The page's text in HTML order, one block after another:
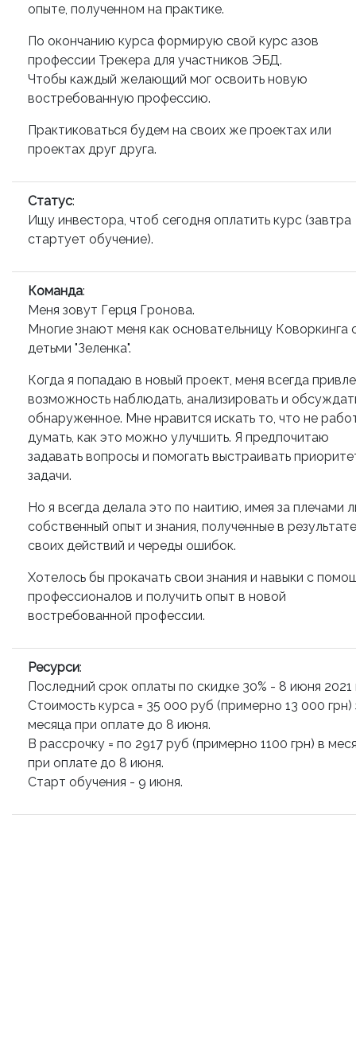
опыте, полученном на практике.
По окончанию курса формирую свой курс азов
профессии Трекера для участников ЭБД.
Чтобы каждый желающий мог освоить новую
востребованную профессию.
Практиковаться будем на своих же проектах или
проектах друг друга.
Статус:
Ищу инвестора, чтоб сегодня оплатить курс (завтра
стартует обучение).
Команда:
Меня зовут Герця Гронова.
Многие знают меня как основательницу Коворкинга
детьми "Зеленка".
Когда я попадаю в новый проект, меня всегда
возможность наблюдать, анализировать и
обнаруженное. Мне нравится искать то, что не
думать, как это можно улучшить. Я предпочитаю
задавать вопросы и помогать выстраивать
задачи.
Но я всегда делала это по наитию, имея за плечами
собственный опыт и знания, полученные в результате
своих действий и череды ошибок.
Хотелось бы прокачать свои знания и навыки с
профессионалов и получить опыт в новой
востребованной профессии.
Ресурси:
Последний срок оплаты по скидке 30% - 8 июня 2021
Стоимость курса = 35 000 руб (примерно 13 000 грн)
месяца при оплате до 8 июня.
В рассрочку = по 2917 руб (примерно 1100 грн) в
при оплате до 8 июня.
Старт обучения - 9 июня.